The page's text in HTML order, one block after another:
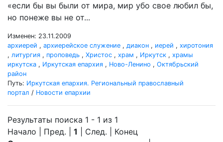
«если бы вы были от мира, мир убо свое любил бы,
но понеже вы не от...
Изменен: 23.11.2009
архиерей , архиерейское служение , диакон , иерей , хиротония
, литургия , проповедь , Христос , храм , Иркутск , храмы
иркутска , Иркутская епархия , Ново-Ленино , Октябрьский
район
Путь: Иркутская епархия. Региональный православный
портал / Новости епархии
Результаты поиска 1 - 1 из 1
Начало | Пред. | 1 | След. | Конец